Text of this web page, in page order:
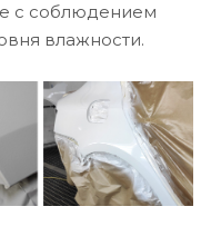
с соблюдением
влажности.